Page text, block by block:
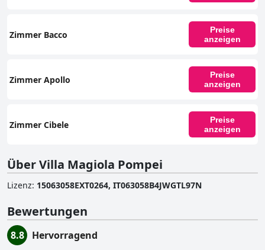
Zimmer Bacco
Preise
anzeigen
Zimmer Apollo
Preise
anzeigen
Zimmer Cibele
Preise
anzeigen
Über Villa Magiola Pompei
Lizenz: 15063058EXT0264, IT063058B4JWGTL97N
Bewertungen
8.8 Hervorragend